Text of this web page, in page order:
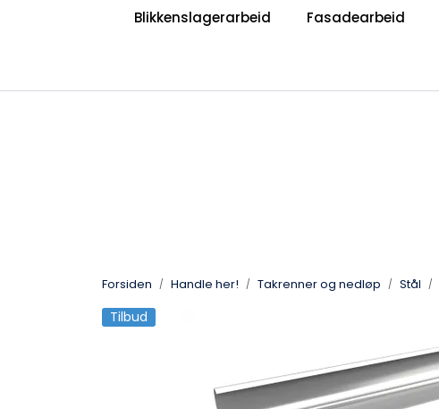
Skip to main contentBlikkenslagerarbeid Fasadearbeid
Forsiden Handle her! Takrenner og nedløp Stål
Tilbud